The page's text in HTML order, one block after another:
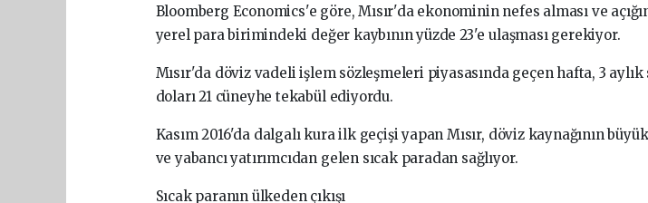
Bloomberg Economics'e göre, Mısır'da ekonominin nefes alması ve
yerel para birimindeki değer kaybının yüzde 23'e ulaşması gerekiyor.
Mısır'da döviz vadeli işlem sözleşmeleri piyasasında geçen hafta, 3
doları 21 cüneyhe tekabül ediyordu.
Kasım 2016'da dalgalı kura ilk geçişi yapan Mısır, döviz kaynağının
ve yabancı yatırımcıdan gelen sıcak paradan sağlıyor.
Sıcak paranın ülkeden çıkışı